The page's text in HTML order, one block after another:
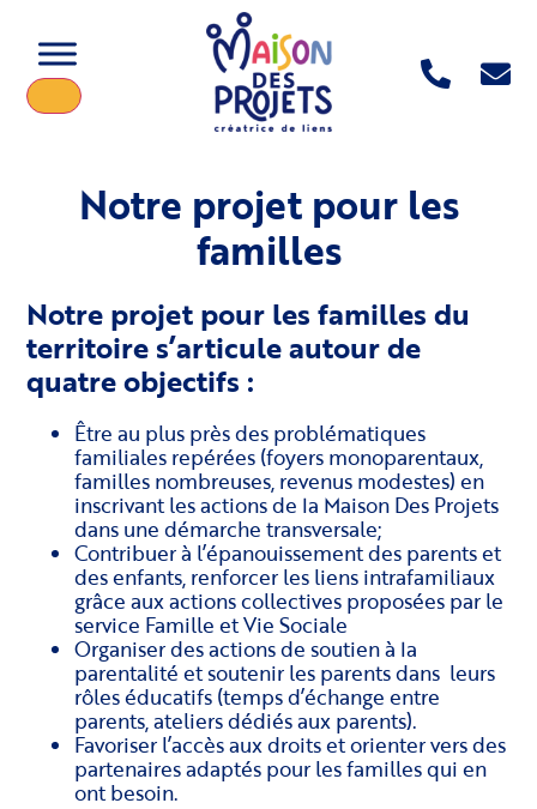
Notre projet pour les
familles
Notre projet pour les familles du
territoire s’articule autour de
quatre objectifs :
Être au plus près des problématiques
familiales repérées (foyers monoparentaux,
familles nombreuses, revenus modestes) en
inscrivant les actions de la Maison Des Projets
dans une démarche transversale;
Contribuer à l’épanouissement des parents et
des enfants, renforcer les liens intrafamiliaux
grâce aux actions collectives proposées par le
service Famille et Vie Sociale
Organiser des actions de soutien à la
parentalité et soutenir les parents dans leurs
rôles éducatifs (temps d’échange entre
parents, ateliers dédiés aux parents).
Favoriser l’accès aux droits et orienter vers des
partenaires adaptés pour les familles qui en
ont besoin.